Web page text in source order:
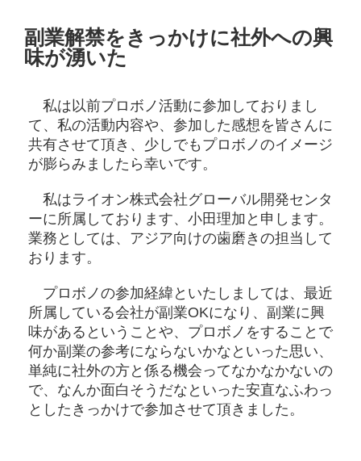
副業解禁をきっかけに社外への興
味が湧いた
私は以前プロボノ活動に参加しておりまし
て、私の活動内容や、参加した感想を皆さんに
共有させて頂き、少しでもプロボノのイメージ
が膨らみましたら幸いです。
私はライオン株式会社グローバル開発センタ
ーに所属しております、小田理加と申します。
業務としては、アジア向けの歯磨きの担当して
おります。
プロボノの参加経緯といたしましては、最近
所属している会社が副業OKになり、副業に興
味があるということや、プロボノをすることで
何か副業の参考にならないかなといった思い、
単純に社外の方と係る機会ってなかなかないの
で、なんか面白そうだなといった安直なふわっ
としたきっかけで参加させて頂きました。